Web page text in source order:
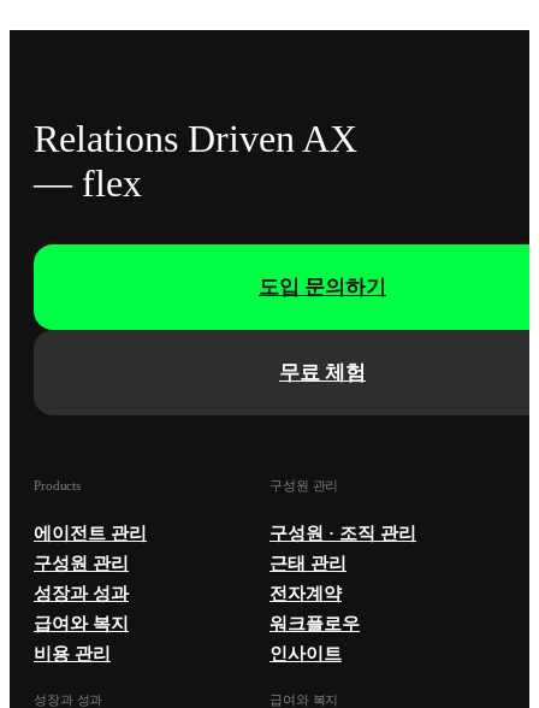
Relations Driven AX
— flex
무료 체험
도입 문의하기
Products
에이전트 관리
구성원 관리
성장과 성과
급여와 복지
비용 관리
구성원 관리
구성원 · 조직 관리
근태 관리
전자계약
워크플로우
인사이트
성장과 성과 급여와 복지